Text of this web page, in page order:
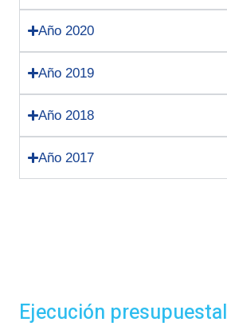
Año 2020
Año 2019
Año 2018
Año 2017
Ejecución presupuestal